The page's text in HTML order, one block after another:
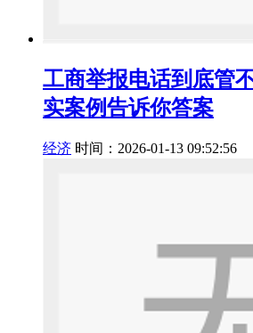
工商举报电话到底管
实案例告诉你答案
经济 时间：2026-01-13 09:52:56